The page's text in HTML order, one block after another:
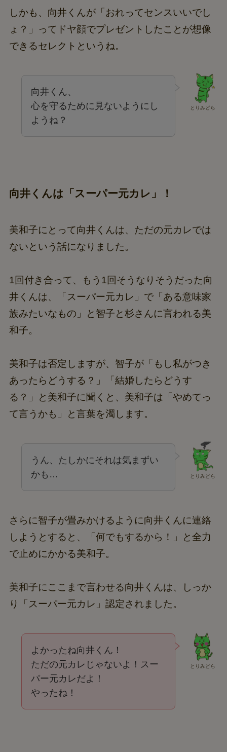
しかも、向井くんが「おれってセンスいいでし
ょ？」ってドヤ顔でプレゼントしたことが想像
できるセレクトというね。
とりみどら
向井くん、
心を守るために見ないようにし
ようね？
向井くんは「スーパー元カレ」！
美和子にとって向井くんは、ただの元カレでは
ないという話になりました。
1回付き合って、もう1回そうなりそうだった向
井くんは、「スーパー元カレ」で「ある意味家
族みたいなもの」と智子と杉さんに言われる美
和子。
美和子は否定しますが、智子が「もし私がつき
あったらどうする？」「結婚したらどうす
る？」と美和子に聞くと、美和子は「やめてっ
て言うかも」と言葉を濁します。
とりみどら
うん、たしかにそれは気まずい
かも…
さらに智子が畳みかけるように向井くんに連絡
しようとすると、「何でもするから！」と全力
で止めにかかる美和子。
美和子にここまで言わせる向井くんは、しっか
り「スーパー元カレ」認定されました。
とりみどら
よかったね向井くん！
ただの元カレじゃないよ！スー
パー元カレだよ！
やったね！